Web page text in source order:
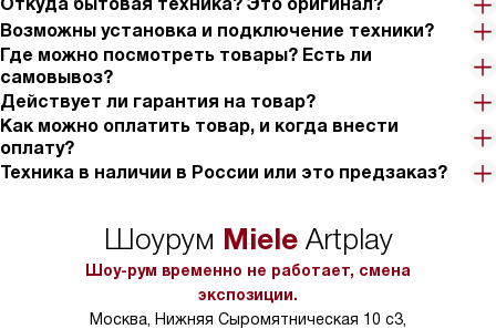
Возможны установка и подключение техники?
Где можно посмотреть товары? Есть ли
самовывоз?
Действует ли гарантия на товар?
Как можно оплатить товар, и когда внести
оплату?
Техника в наличии в России или это предзаказ?
Шоурум MieleArtplay
Шоу-рум временно не работает, смена
экспозиции.
Москва, Нижняя Сыромятническая 10 с3,